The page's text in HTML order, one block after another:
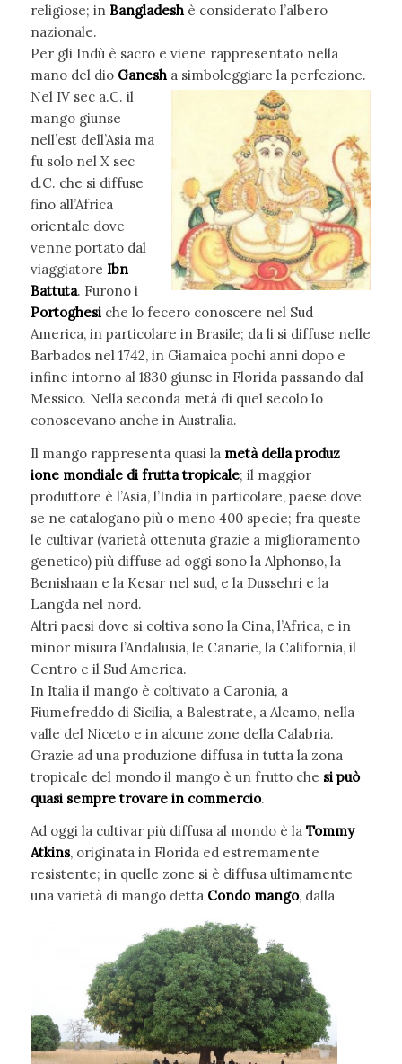
religiose; in Bangladeshè considerato l’albero
nazionale.
Per gli Indù è sacro e viene rappresentato nella
mano del dio Ganesha simboleggiare la perfezione.
Nel IV sec a.C. il
mango giunse
nell’est dell’Asia ma
fu solo nel X sec
d.C. che si diffuse
fino all’Africa
orientale dove
venne portato dal
viaggiatore Ibn
Battuta. Furono i
Portoghesiche lo fecero conoscere nel Sud
America, in particolare in Brasile; da li si diffuse nelle
Barbados nel 1742, in Giamaica pochi anni dopo e
infine intorno al 1830 giunse in Florida passando dal
Messico. Nella seconda metà di quel secolo lo
conoscevano anche in Australia.
Il mango rappresenta quasi la metà della produz
ione mondiale di frutta tropicale; il maggior
produttore è l’Asia, l’India in particolare, paese dove
se ne catalogano più o meno 400 specie; fra queste
le cultivar (varietà ottenuta grazie a miglioramento
genetico) più diffuse ad oggi sono la Alphonso, la
Benishaan e la Kesar nel sud, e la Dussehri e la
Langda nel nord.
Altri paesi dove si coltiva sono la Cina, l’Africa, e in
minor misura l’Andalusia, le Canarie, la California, il
Centro e il Sud America.
In Italia il mango è coltivato a Caronia, a
Fiumefreddo di Sicilia, a Balestrate, a Alcamo, nella
valle del Niceto e in alcune zone della Calabria.
Grazie ad una produzione diffusa in tutta la zona
tropicale del mondo il mango è un frutto che si può
quasi sempre trovare in commercio.
Ad oggi la cultivar più diffusa al mondo è la Tommy
Atkins, originata in Florida ed estremamente
resistente; in quelle zone si è diffusa ultimamente
una varietà di mango detta Condo mango, dalla